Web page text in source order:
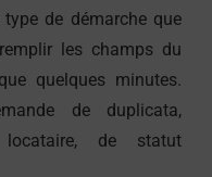
de démarche que
les champs du
quelques minutes.
de duplicata,
locataire, de statut